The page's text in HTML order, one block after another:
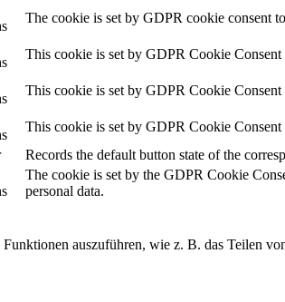
The cookie is set by GDPR cookie consent
This cookie is set by GDPR Cookie
This cookie is set by GDPR Cookie
This cookie is set by GDPR Cookie
Records the default button state of the
The cookie is set by the GDPR Cookie
personal data.
auszuführen, wie z. B. das Teilen